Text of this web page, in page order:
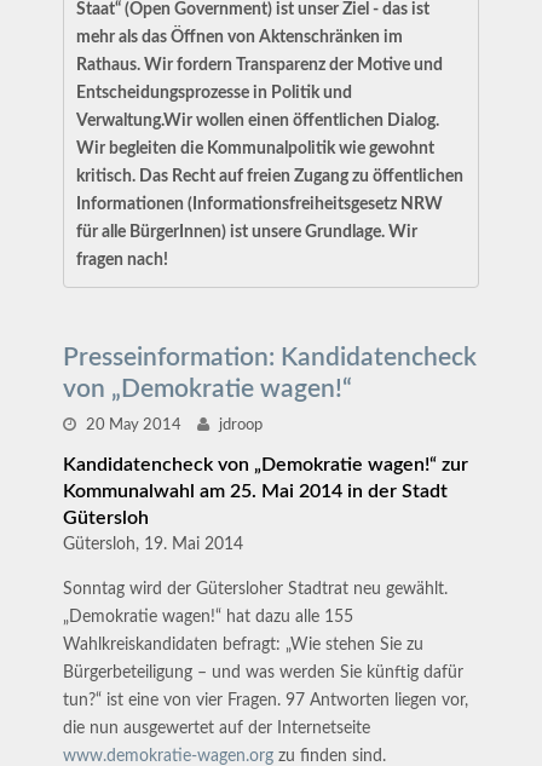
Staat“ (Open Government) ist unser Ziel - das ist
mehr als das Öffnen von Aktenschränken im
Rathaus. Wir fordern Transparenz der Motive und
Entscheidungsprozesse in Politik und
Verwaltung.Wir wollen einen öffentlichen Dialog.
Wir begleiten die Kommunalpolitik wie gewohnt
kritisch. Das Recht auf freien Zugang zu öffentlichen
Informationen (Informationsfreiheitsgesetz NRW
für alle BürgerInnen) ist unsere Grundlage. Wir
fragen nach!
Presseinformation: Kandidatencheck
von „Demokratie wagen!“
20 May 2014 jdroop
Kandidatencheck von „Demokratie wagen!“ zur
Kommunalwahl am 25. Mai 2014 in der Stadt
Gütersloh
Gütersloh, 19. Mai 2014
Sonntag wird der Gütersloher Stadtrat neu gewählt.
„Demokratie wagen!“ hat dazu alle 155
Wahlkreiskandidaten befragt: „Wie stehen Sie zu
Bürgerbeteiligung – und was werden Sie künftig dafür
tun?“ ist eine von vier Fragen. 97 Antworten liegen vor,
die nun ausgewertet auf der Internetseite
www.demokratie-wagen.org zu finden sind.